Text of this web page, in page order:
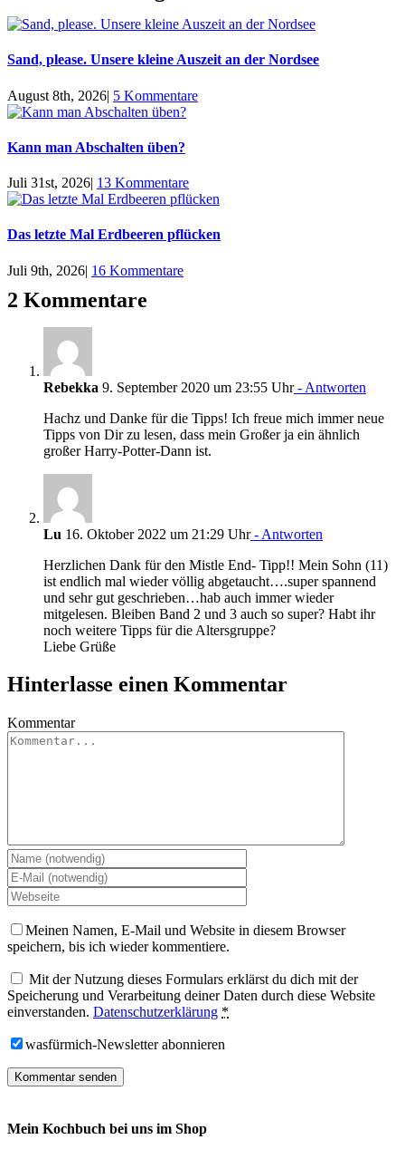
Sand, please. Unsere kleine Auszeit an der Nordsee
August 8th, 2026| 5 Kommentare
Kann man Abschalten üben?
Juli 31st, 2026| 13 Kommentare
Das letzte Mal Erdbeeren pflücken
Juli 9th, 2026| 16 Kommentare
2 Kommentare
Rebekka 9. September 2020 um 23:55 Uhr- Antworten
Hachz und Danke für die Tipps! Ich freue mich immer neue
Tipps von Dir zu lesen, dass mein Großer ja ein ähnlich
großer Harry-Potter-Dann ist.
Lu 16. Oktober 2022 um 21:29 Uhr- Antworten
Herzlichen Dank für den Mistle End- Tipp!! Mein Sohn (11)
ist endlich mal wieder völlig abgetaucht….super spannend
und sehr gut geschrieben…hab auch immer wieder
mitgelesen. Bleiben Band 2 und 3 auch so super? Habt ihr
noch weitere Tipps für die Altersgruppe?
Liebe Grüße
Hinterlasse einen Kommentar
Kommentar
Meinen Namen, E-Mail und Website in diesem Browser
speichern, bis ich wieder kommentiere.
Mit der Nutzung dieses Formulars erklärst du dich mit der
Speicherung und Verarbeitung deiner Daten durch diese Website
einverstanden. Datenschutzerklärung *
wasfürmich-Newsletter abonnieren
Mein Kochbuch bei uns im Shop